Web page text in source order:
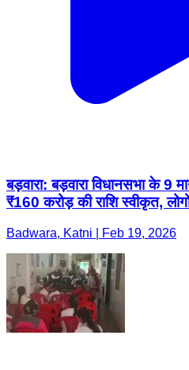
बड़वारा: बड़वारा विधानसभा के 9
₹160 करोड़ की राशि स्वीकृत,
Badwara, Katni | Feb 19, 2026